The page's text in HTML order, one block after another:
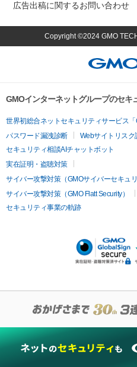
広告出稿に関するお問い合わせ
Copyright ©2024 GMO
GMOインターネットグループのセキ
世界初総合ネットセキュリティサービス「
パスワード漏洩診断
Webサイトリスク
セキュリティ相談AIチャットボット
実在証明・盗聴対策
サイバー攻撃対策（GMOサイバーセキュ
サイバー攻撃対策（GMO Flatt Security）
セキュリティ事業の軌跡